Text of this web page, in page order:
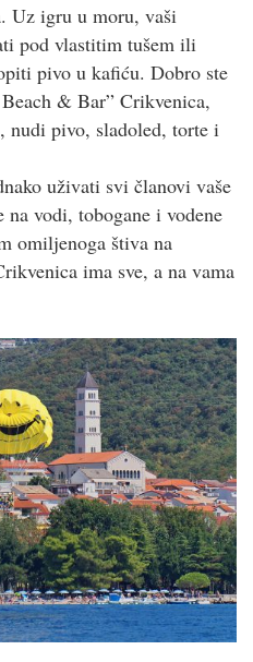
Uz igru u moru, vaši
pod vlastitim tušem ili
pivo u kafiću. Dobro ste
& Bar” Crikvenica,
nudi pivo, sladoled, torte i
uživati svi članovi vaše
na vodi, tobogane i vodene
omiljenoga štiva na
ima sve, a na vama